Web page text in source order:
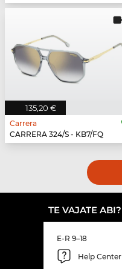
135,20 €
Carrera
CARRERA 324/S - KB7/FQ
TE VAJATE ABI?
E-R 9–18
Help Center